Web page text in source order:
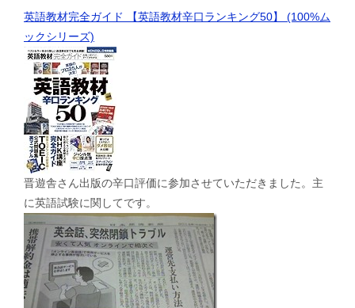
英語教材完全ガイド 【英語教材辛口ランキング50】 (100%ム
ックシリーズ)
晋遊舎さん出版の辛口評価に参加させていただきました。主
に英語試験に関してです。